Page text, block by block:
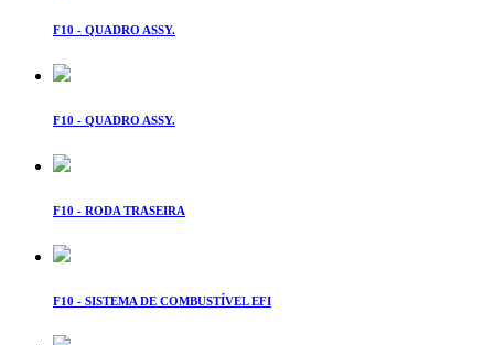
F10 - QUADRO ASSY.
F10 - QUADRO ASSY.
F10 - RODA TRASEIRA
F10 - SISTEMA DE COMBUSTÍVEL EFI